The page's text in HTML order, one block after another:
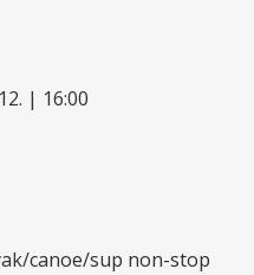
| 16:00
canoe/sup non-stop